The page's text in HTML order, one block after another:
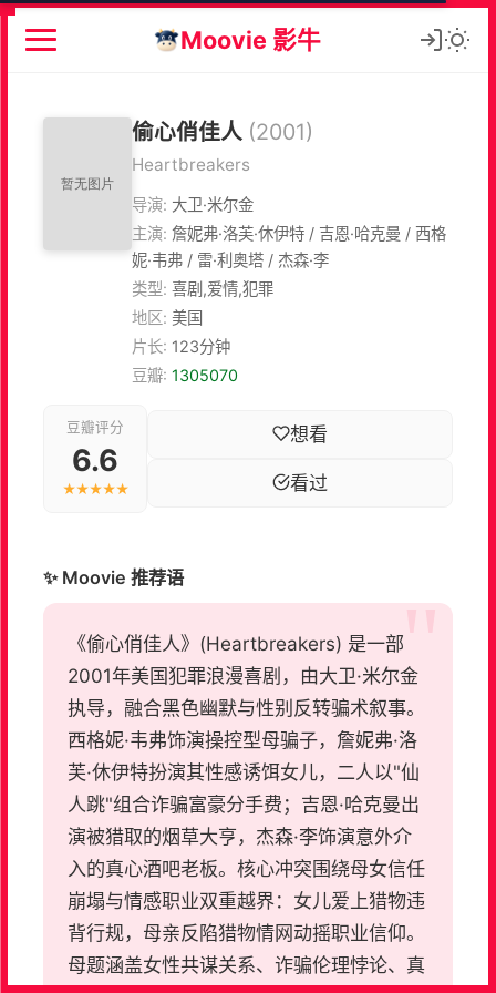
Moovie 影牛
偷心俏佳人 (2001)
Heartbreakers
导演: 大卫·米尔金
主演: 詹妮弗·洛芙·休伊特 / 吉恩·哈克曼 / 西格
妮·韦弗 / 雷·利奥塔 / 杰森·李
类型: 喜剧,爱情,犯罪
地区: 美国
片长: 123分钟
豆瓣: 1305070
豆瓣评分
6.6
★★★★★
想看
看过
✨ Moovie 推荐语
《偷心俏佳人》(Heartbreakers) 是一部
2001年美国犯罪浪漫喜剧，由大卫·米尔金
执导，融合黑色幽默与性别反转骗术叙事。
西格妮·韦弗饰演操控型母骗子，詹妮弗·洛
芙·休伊特扮演其性感诱饵女儿，二人以"仙
人跳"组合诈骗富豪分手费；吉恩·哈克曼出
演被猎取的烟草大亨，杰森·李饰演意外介
入的真心酒吧老板。核心冲突围绕母女信任
崩塌与情感职业双重越界：女儿爱上猎物违
背行规，母亲反陷猎物情网动摇职业信仰。
母题涵盖女性共谋关系、诈骗伦理悖论、真